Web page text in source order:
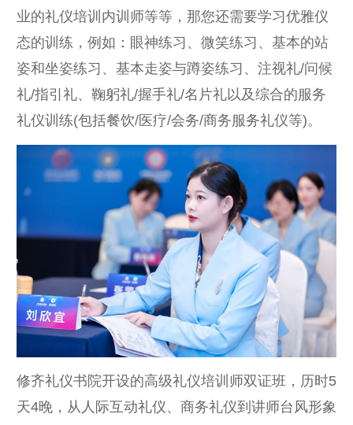
业的礼仪培训内训师等等，那您还需要学习优雅仪
态的训练，例如：眼神练习、微笑练习、基本的站
姿和坐姿练习、基本走姿与蹲姿练习、注视礼/问候
礼/指引礼、鞠躬礼/握手礼/名片礼以及综合的服务
礼仪训练(包括餐饮/医疗/会务/商务服务礼仪等)。
修齐礼仪书院开设的高级礼仪培训师双证班，历时5
天4晚，从人际互动礼仪、商务礼仪到讲师台风形象